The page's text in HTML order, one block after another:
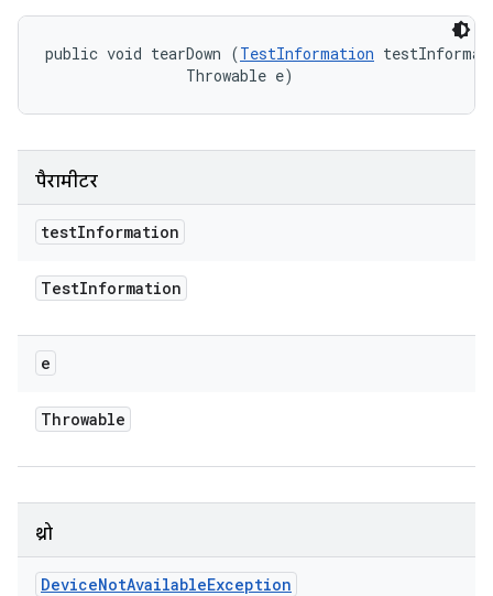
public void tearDown (TestInformation
                Throwable e)
पैरामीटर
testInformation
TestInformation
e
Throwable
थ्रो
DeviceNotAvailableException